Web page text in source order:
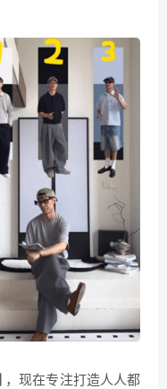
，现在专注打造人人都